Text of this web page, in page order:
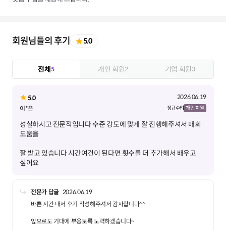
회원님들의 후기 5.0
전체5 개인 회원2 기업 회원 3
5.0
2026.06.19
이*은
정규 수업 개인 회원
성실하시고 전문적입니다 수준 강도에 맞게 잘 진행해주셔서 매회
잘 받고 있습니다 시간여건이 된다면 횟수를 더 추가해서 배우고
싶어요
전문가 답글 2026.06.19
바쁜 시간 내서 후기 작성해주셔서 감사합니다^^
앞으로도 기대에 부응토록 노력하겠습니다~